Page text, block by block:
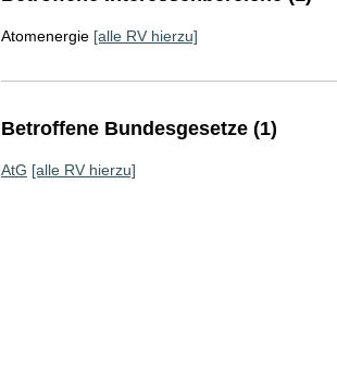
Atomenergie [alle RV hierzu]
Betroffene Bundesgesetze (1)
AtG [alle RV hierzu]